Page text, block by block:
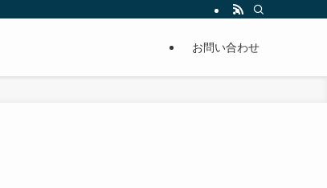
ことが出来るように分かりやすくまとめています。
お問い合わせ